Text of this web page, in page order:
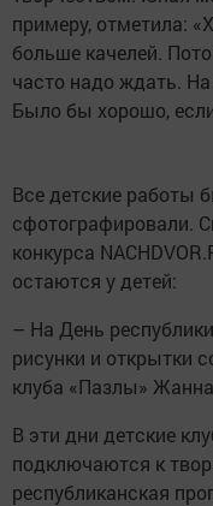
примеру, отметила:
больше качелей.
часто надо ждать.
Было бы хорошо,
Все детские работы
сфотографировали.
конкурса
остаются у детей:
– На День
рисунки и открытки
клуба «Пазлы»
В эти дни детские
подключаются к
республиканская